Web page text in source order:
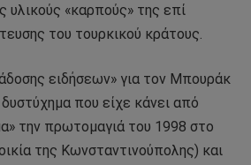
υλικούς «καρπούς» της επί
του τουρκικού κράτους.
ειδήσεων» για τον Μπουράκ
που είχε κάνει από
την πρωτομαγιά του 1998 στο
της Κωνσταντινούπολης) και